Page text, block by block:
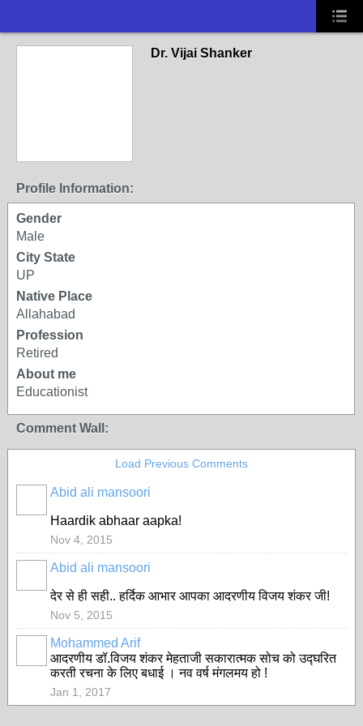
Dr. Vijai Shanker
Profile Information:
Gender
Male
City State
UP
Native Place
Allahabad
Profession
Retired
About me
Educationist
Comment Wall:
Load Previous Comments
Abid ali mansoori
Haardik abhaar aapka!
Nov 4, 2015
Abid ali mansoori
देर से ही सही.. हर्दिक आभार आपका आदरणीय विजय शंकर जी!
Nov 5, 2015
Mohammed Arif
आदरणीय डॉ.विजय शंकर मेहताजी सकारात्मक सोच को उद्घरित
करती रचना के लिए बधाई । नव वर्ष मंगलमय हो !
Jan 1, 2017